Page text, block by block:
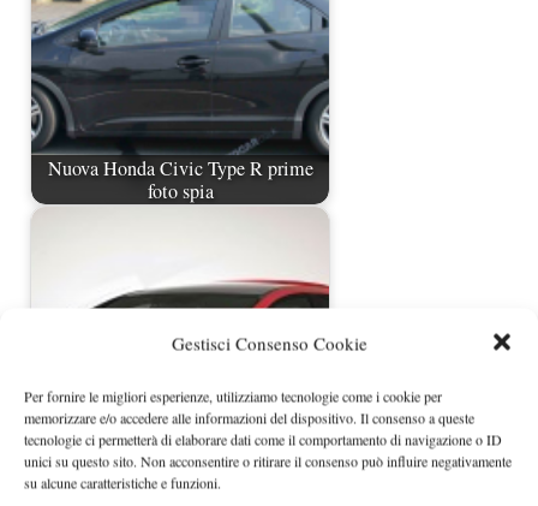
Gestisci Consenso Cookie
Per fornire le migliori esperienze, utilizziamo tecnologie come i cookie per
memorizzare e/o accedere alle informazioni del dispositivo. Il consenso a queste
tecnologie ci permetterà di elaborare dati come il comportamento di navigazione o ID
unici su questo sito. Non acconsentire o ritirare il consenso può influire negativamente
su alcune caratteristiche e funzioni.
Nuova Honda Civic Type R prime
foto spia
Nuova Honda Civic Type R in arrivo
nel 2015